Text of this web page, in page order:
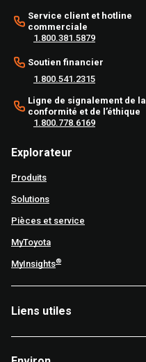
Service client et hotline
commerciale
1.800.381.5879
Soutien financier
1.800.541.2315
Ligne de signalement de la
conformité et de l’éthique
1.800.778.6169
Explorateur
Produits
Solutions
Pièces et service
MyToyota
MyInsights®
Liens utiles